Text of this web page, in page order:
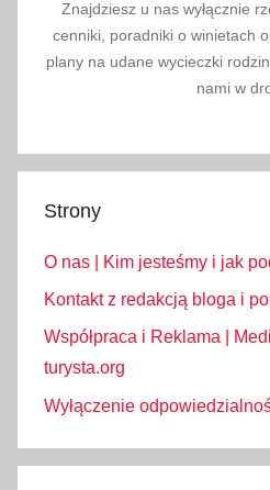
Znajdziesz u nas wyłącznie
cenniki, poradniki o winietach
plany na udane wycieczki
nami w
Strony
O nas | Kim jesteśmy i jak
Kontakt z redakcją bloga i
Współpraca i Reklama |
turysta.org
Wyłączenie